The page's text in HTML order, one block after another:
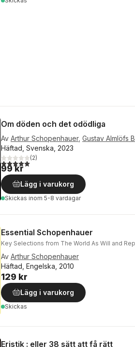
Om döden och det odödliga
Av Arthur Schopenhauer, Gustav Almlöfs
Häftad, Svenska, 2023
5,0utav 5 stjärnor. Totalt antal röster:
(2)
99 kr
Lägg i varukorg
Skickas inom 5-8 vardagar
Essential Schopenhauer
Key Selections from The World As Will and
Av Arthur Schopenhauer
Häftad, Engelska, 2010
129 kr
Lägg i varukorg
Skickas
Eristik : eller 38 sätt att få rätt